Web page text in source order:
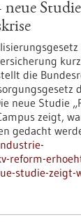
Studie
die
neue Studie
zeigt,
gedacht
reform-
studie-zeigt-